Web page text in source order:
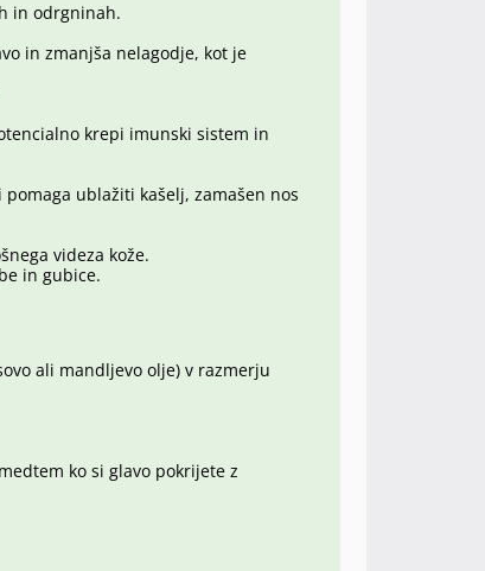
in odrgninah.
in zmanjša nelagodje, kot je
krepi imunski sistem in
ublažiti kašelj, zamašen nos
videza kože.
in gubice.
ali mandljevo olje) v razmerju
ko si glavo pokrijete z